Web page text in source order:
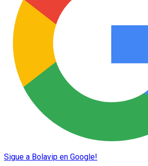
Sigue a Bolavip en Google!